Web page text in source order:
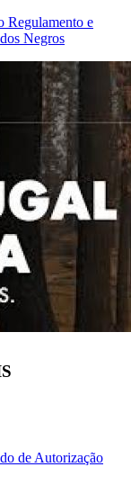
Regulamento e
Negros
de Autorização